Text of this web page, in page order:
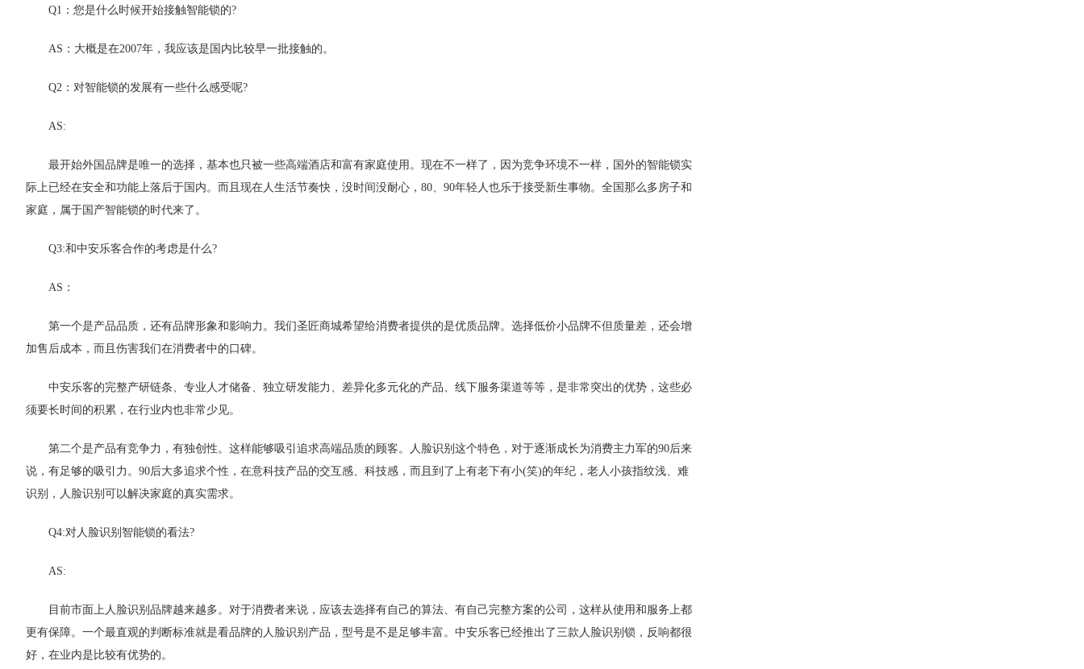
Q1：您是什么时候开始接触智能锁的?
AS：大概是在2007年，我应该是国内比较早一批接触的。
Q2：对智能锁的发展有一些什么感受呢?
AS:
最开始外国品牌是唯一的选择，基本也只被一些高端酒店和富有家庭使用。现在不一样了，因为竞争环境不一样，国外的智能锁实
际上已经在安全和功能上落后于国内。而且现在人生活节奏快，没时间没耐心，80、90年轻人也乐于接受新生事物。全国那么多房子和
家庭，属于国产智能锁的时代来了。
Q3:和中安乐客合作的考虑是什么?
AS：
第一个是产品品质，还有品牌形象和影响力。我们圣匠商城希望给消费者提供的是优质品牌。选择低价小品牌不但质量差，还会增
加售后成本，而且伤害我们在消费者中的口碑。
中安乐客的完整产研链条、专业人才储备、独立研发能力、差异化多元化的产品、线下服务渠道等等，是非常突出的优势，这些必
须要长时间的积累，在行业内也非常少见。
第二个是产品有竞争力，有独创性。这样能够吸引追求高端品质的顾客。人脸识别这个特色，对于逐渐成长为消费主力军的90后来
说，有足够的吸引力。90后大多追求个性，在意科技产品的交互感、科技感，而且到了上有老下有小(笑)的年纪，老人小孩指纹浅、难
识别，人脸识别可以解决家庭的真实需求。
Q4:对人脸识别智能锁的看法?
AS:
目前市面上人脸识别品牌越来越多。对于消费者来说，应该去选择有自己的算法、有自己完整方案的公司，这样从使用和服务上都
更有保障。一个最直观的判断标准就是看品牌的人脸识别产品，型号是不是足够丰富。中安乐客已经推出了三款人脸识别锁，反响都很
好，在业内是比较有优势的。